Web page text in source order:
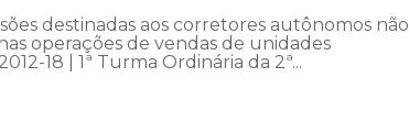
destinadas aos corretores autônomos não
operações de vendas de unidades
18 | 1ª Turma Ordinária da 2ª...